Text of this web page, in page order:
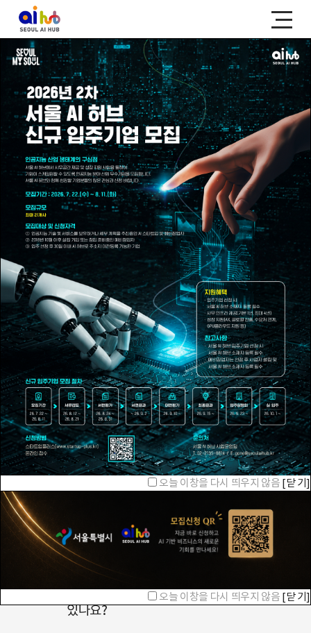
SEOUL AI HUB KEY MENU
허브소개
서울 AI 허브는
어떤 곳인가요?
프로그램
다양한 프로그램들을
만나보세요!
시설예약
회의할 공간이
필요하신가요?
입주기업
우리 입주기업을
소개합니다!
입주안내
어떻게 입주할 수
있나요?
오늘 이창을 다시 띄우지 않음[닫 기]
오늘 이창을 다시 띄우지 않음[닫 기]
오늘 이창을 다시 띄우지 않음 [닫 기]
오늘 이창을 다시 띄우지 않음 [닫 기]